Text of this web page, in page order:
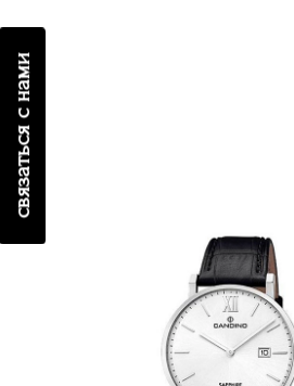
связаться с нами